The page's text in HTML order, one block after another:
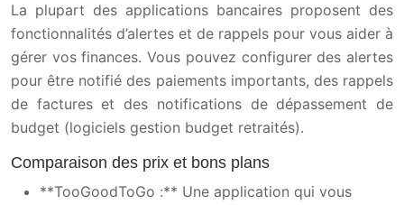
La plupart des applications bancaires proposent des
fonctionnalités d’alertes et de rappels pour vous aider à
gérer vos finances. Vous pouvez configurer des alertes
pour être notifié des paiements importants, des rappels
de factures et des notifications de dépassement de
budget (logiciels gestion budget retraités).
Comparaison des prix et bons plans
**TooGoodToGo :** Une application qui vous